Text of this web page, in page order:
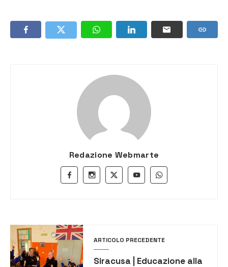
Redazione Webmarte
ARTICOLO PRECEDENTE
Siracusa | Educazione alla